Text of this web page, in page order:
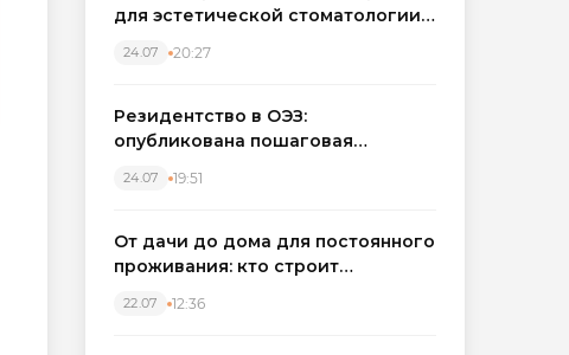
для эстетической стоматологии
24.07 20:27
Резидентство в ОЭЗ:
опубликована пошаговая
налоговых льгот для инвесторов
24.07 19:51
От дачи до дома для постоянного
проживания: кто строит
Западном регионе
22.07 12:36